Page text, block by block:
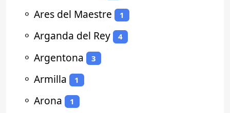
⚬ Ares del Maestre 1
⚬ Arganda del Rey 4
⚬ Argentona 3
⚬ Armilla 1
⚬ Arona 1